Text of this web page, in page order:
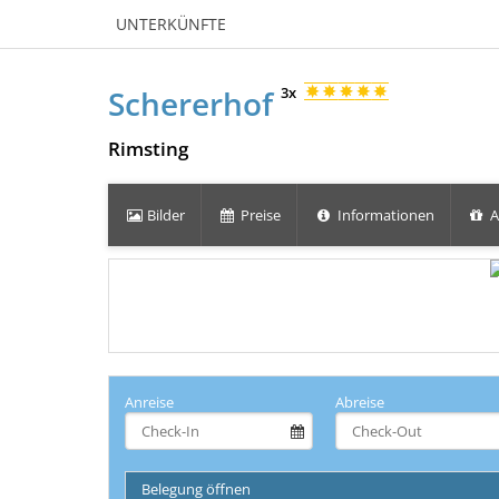
UNTERKÜNFTE
Schererhof 3x
Rimsting
Bilder Preise Informationen
Anreise Abreise
Belegung öffnen